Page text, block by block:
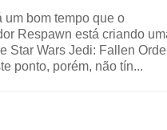
um bom tempo que o
Respawn está criando
Star Wars Jedi: Fallen
ponto, porém, não tín...